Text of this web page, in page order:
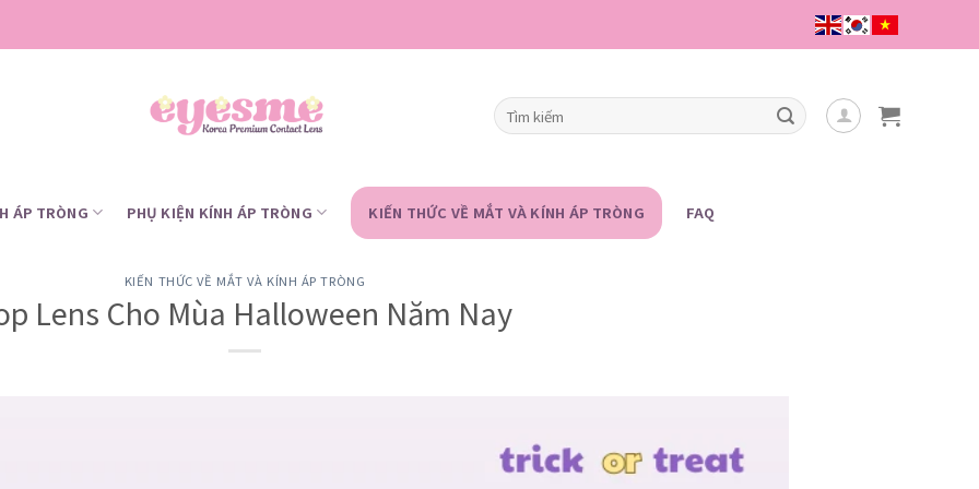
Tìm
kiếm:
ÁP TRÒNG PHỤ KIỆN KÍNH ÁP TRÒNG KIẾN THỨC VỀ MẮT VÀ KÍNH ÁP TRÒNG FAQ
KIẾN THỨC VỀ MẮT VÀ KÍNH ÁP TRÒNG
Lens Cho Mùa Halloween Năm Nay